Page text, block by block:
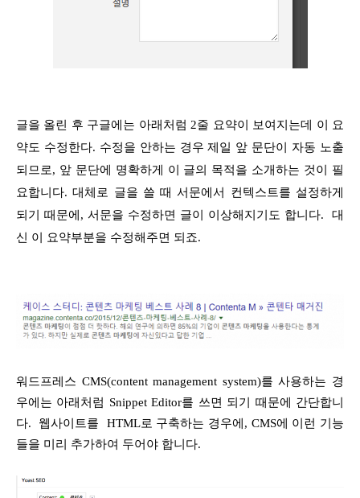
글을 올린 후 구글에는 아래처럼 2줄 요약이 보여지는데 이 요
약도 수정한다. 수정을 안하는 경우 제일 앞 문단이 자동 노출
되므로, 앞 문단에 명확하게 이 글의 목적을 소개하는 것이 필
요합니다. 대체로 글을 쓸 때 서문에서 컨텍스트를 설정하게
되기 때문에, 서문을 수정하면 글이 이상해지기도 합니다. 대
신 이 요약부분을 수정해주면 되죠.
워드프레스 CMS(content management system)를 사용하는 경
우에는 아래처럼 Snippet Editor를 쓰면 되기 때문에 간단합니
다. 웹사이트를 HTML로 구축하는 경우에, CMS에 이런 기능
들을 미리 추가하여 두어야 합니다.